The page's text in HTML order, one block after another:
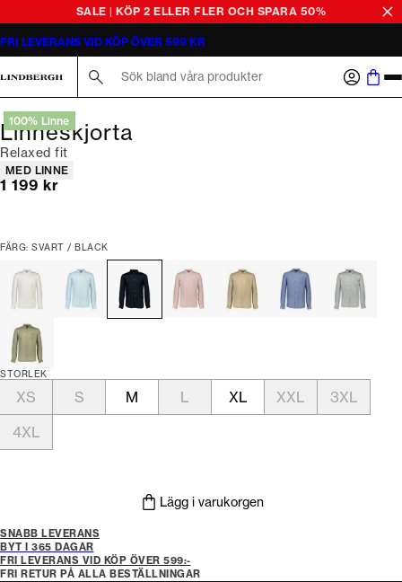
SALE | KÖP 2 ELLER FLER OCH SPARA 50%
FRI LEVERANS VID KÖP ÖVER 599 KR
100% Linne
Linneskjorta
Relaxed fit
Produktattribut
MED LINNE
Nuvarande pris
1 199 kr
FÄRG: SVART / BLACK
STORLEK
XS S M L XL XXL
3XL
4XL
Lägg i varukorgen
SNABB LEVERANS
BYT I 365 DAGAR
FRI LEVERANS VID KÖP ÖVER 599:-
FRI RETUR PÅ ALLA BESTÄLLNINGAR